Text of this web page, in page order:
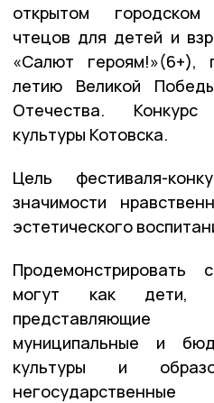
открытом городском
чтецов для детей и
«Салют героям!»(6+),
летию Великой
Отечества.
культуры Котовска.
Цель фестиваля-
значимости
эстетического
Продемонстрировать
могут как дети,
представляющие
муниципальные и
культуры и